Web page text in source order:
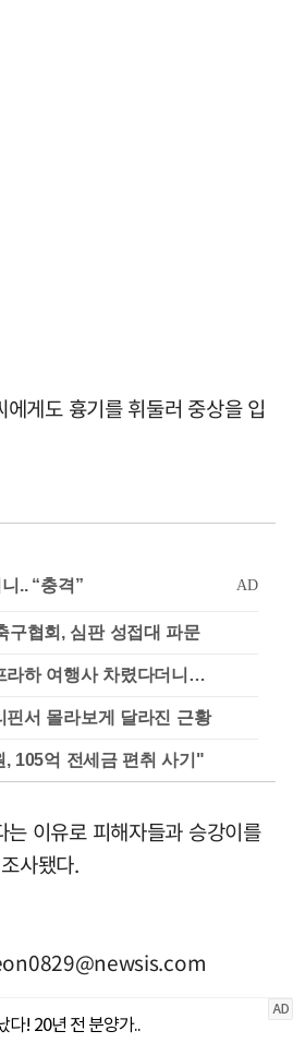
게도 흉기를 휘둘러 중상을 입
협회, 심판 성접대 파문
라하 여행사 차렸다더니…
핀서 몰라보게 달라진 근황
105억 전세금 편취 사기"
이유로 피해자들과 승강이를
사됐다.